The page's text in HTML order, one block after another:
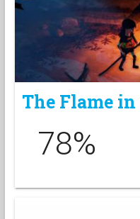
The Flame
78%